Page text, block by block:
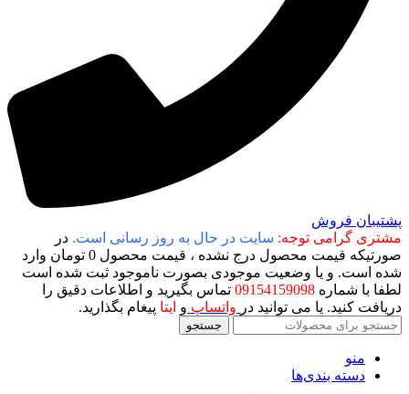
پشتیبان فروش
مشتری گرامی توجه: سایت در حال به روز رسانی است. در
صورتیکه قیمت محصول درج نشده ، قیمت محصول 0 تومان وارد
شده است. و یا وضعیت موجودی بصورت ناموجود ثبت شده است
لطفا با شماره 09154159098 تماس بگیرید و اطلاعات دقیق را
دریافت کنید. یا می توانید در واتساپ و ایتا پیغام بگذارید.
جستجو
منو
دسته بندی‌ها